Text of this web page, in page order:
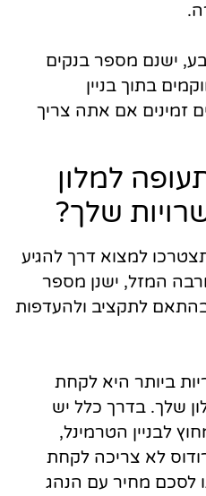
ישנם מספר בנקים
בתוך בניין
זמינים אם אתה צריך
למלון
שלך?
למצוא דרך להגיע
המזל, ישנן מספר
בהתאם לתקציב ולהעדפות
ביותר היא לקחת
שלך. בדרך כלל יש
לבניין הטרמינל,
לא צריכה לקחת
דאגו לסכם מחיר עם הנהג